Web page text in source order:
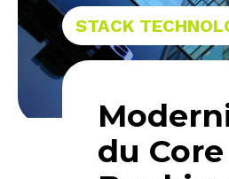
STACK
du Core